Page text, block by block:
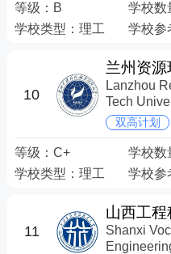
等级： B 学校数
学校类型： 理工 学校参
10
兰州资
Lanzhou
Tech
双高计划
等级： C+ 学校数
学校类型： 理工 学校参
11
山西工
Shanxi